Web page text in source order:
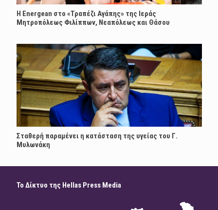
H Energean στο «Τραπέζι Αγάπης» της Ιεράς
Μητροπόλεως Φιλίππων, Νεαπόλεως και Θάσου
Σταθερή παραμένει η κατάσταση της υγείας του Γ.
Μυλωνάκη
Το Δίκτυο της Hellas Press Media